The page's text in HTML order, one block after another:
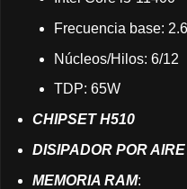
Frecuencia base:
Núcleos/Hilos: 6/12
TDP: 65W
CHIPSET H510
DISIPADOR POR AIRE
MEMORIA RAM: